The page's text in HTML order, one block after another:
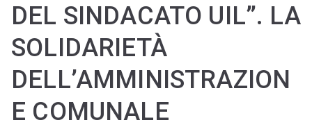
DEL SINDACATO UIL”. LA
SOLIDARIETÀ
DELL’AMMINISTRAZION
E COMUNALE